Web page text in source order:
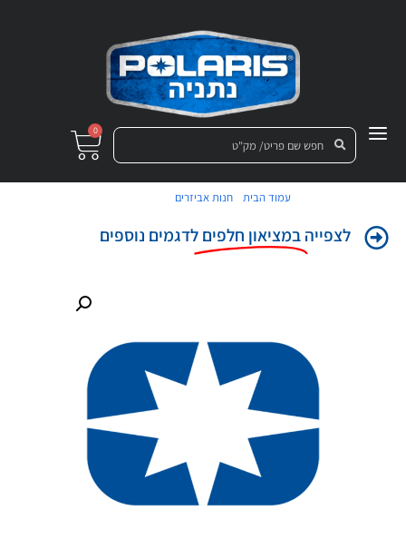
0
עמוד הבית חנות אביזרים
לצפייהבמציאון חלפים לדגמים נוספים